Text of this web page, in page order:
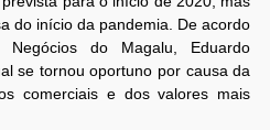
do início da pandemia. De acordo
do Magalu, Eduardo
se tornou oportuno por causa da
comerciais e dos valores mais